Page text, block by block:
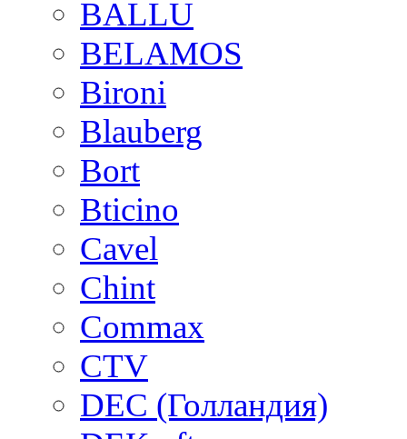
BALLU
BELAMOS
Bironi
Blauberg
Bort
Bticino
Cavel
Chint
Commax
CTV
DEC (Голландия)